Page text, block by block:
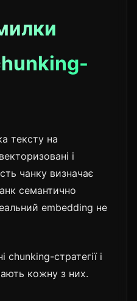
тексту на
і
чанку визначає
семантично
embedding не
chunking-стратегії і
кожну з них.